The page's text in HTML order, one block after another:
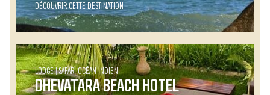
DÉCOUVRIR CETTE DESTINATION
LODGE SAFARI OCÉAN INDIEN
DHEVATARA BEACH HOTEL